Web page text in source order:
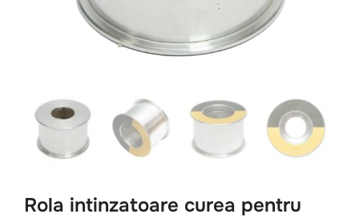
Rola intinzatoare curea pentru